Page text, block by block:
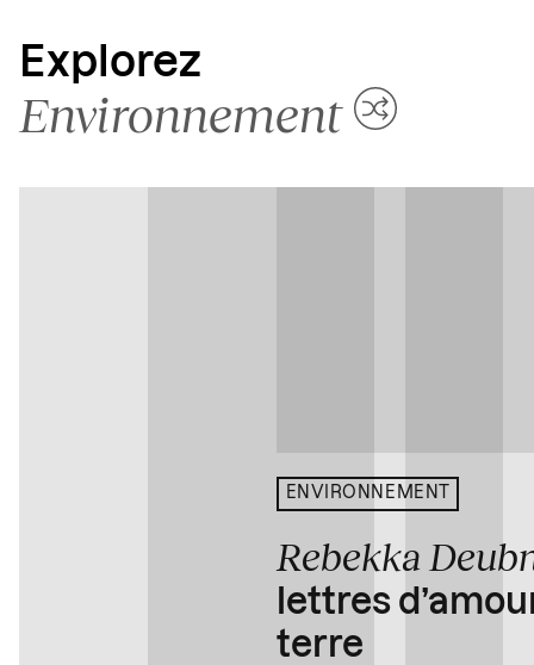
Explorez
Environnement
ENVIRONNEMENT
Rebekka
lettres
terre